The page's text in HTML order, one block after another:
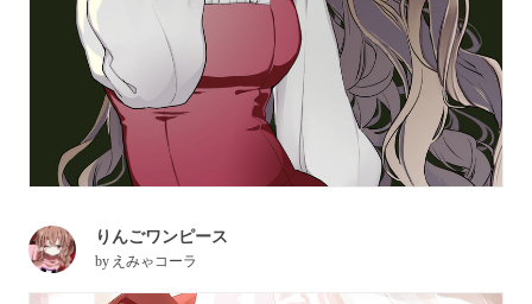
りんごワンピース
by えみゃコーラ